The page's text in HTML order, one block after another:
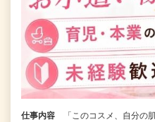
仕事内容 「このコスメ、自分の